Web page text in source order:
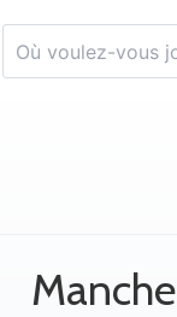
Manche